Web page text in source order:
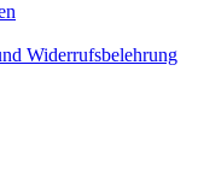
Widerrufsbelehrung